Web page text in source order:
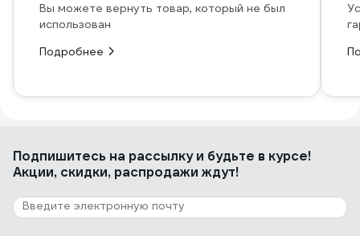
Вы можете вернуть товар, который не был
использован
Подробнее
Подпишитесь на рассылкуи будьте в курсе!
Акции, скидки, распродажи ждут!